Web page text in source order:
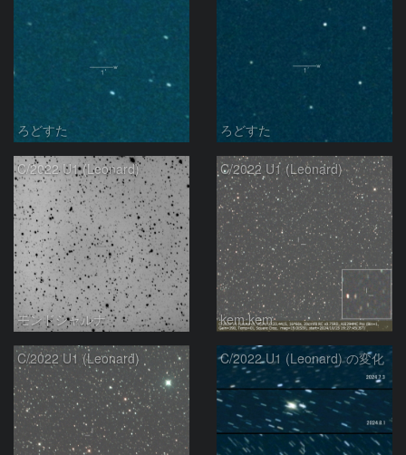
ろどすた ろどすた
C/2022 U1 (Leonard)
モンドシャルナ
C/2022 U1 (Leonard)
kem.kem
C/2022 U1 (Leonard) C/2022 U1 (Leonard) の変化